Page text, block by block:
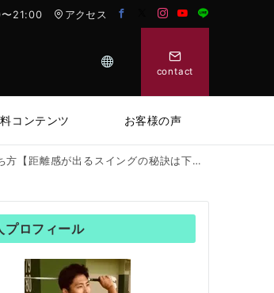
21:00 アクセス
contact
コンテンツ お客様の声
離感が出るスイングの秘訣は下半身にあり！】
プロフィール